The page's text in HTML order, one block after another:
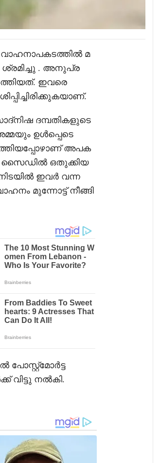
മ
. അനുപ്ര
ഇവരെ
ദമ്പതികളുടെ
ഉൾപ്പെടെ
അപക
സൈഡിൽ ഒതുക്കിയ
ഇവർ വന്ന
മുന്നോട്ട് നീങ്ങി
വിട്ടു നൽകി.